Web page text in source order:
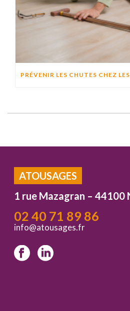
ATOUSAGES
1 rue Mazagran – 44100
02 40 71 89 86
info@atousages.fr